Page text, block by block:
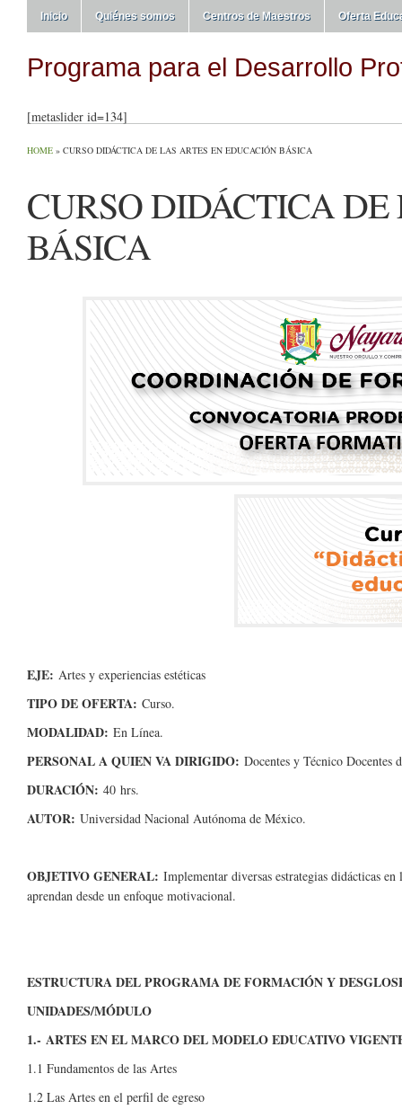
Inicio Quiénes somos Centros de Maestros Oferta
Programa para el Desarrollo
[metaslider id=134]
HOME » CURSO DIDÁCTICA DE LAS ARTES EN EDUCACIÓN BÁSICA
CURSO DIDÁCTICA
BÁSICA
EJE: Artes y experiencias estéticas
TIPO DE OFERTA: Curso.
MODALIDAD: En Línea.
PERSONAL A QUIEN VA DIRIGIDO: Docentes y Técnico Docentes
DURACIÓN: 40 hrs.
AUTOR: Universidad Nacional Autónoma de México.
OBJETIVO GENERAL: Implementar diversas estrategias didácticas
aprendan desde un enfoque motivacional.
ESTRUCTURA DEL PROGRAMA DE FORMACIÓN Y
UNIDADES/MÓDULO
1.- ARTES EN EL MARCO DEL MODELO EDUCATIVO
1.1 Fundamentos de las Artes
1.2 Las Artes en el perfil de egreso